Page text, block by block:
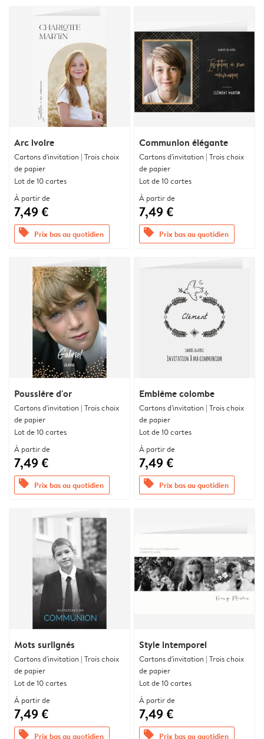
Arc ivoire
Cartons d'invitation | Trois choix
de papier
Lot de 10 cartes
À partir de
7,49 €
offers Prix bas au quotidien
Communion élégante
Cartons d'invitation | Trois choix
de papier
Lot de 10 cartes
À partir de
7,49 €
offers Prix bas au quotidien
Poussière d'or
Cartons d'invitation | Trois choix
de papier
Lot de 10 cartes
À partir de
7,49 €
offers Prix bas au quotidien
Emblème colombe
Cartons d'invitation | Trois choix
de papier
Lot de 10 cartes
À partir de
7,49 €
offers Prix bas au quotidien
Mots surlignés
Cartons d'invitation | Trois choix
de papier
Lot de 10 cartes
À partir de
7,49 €
offers Prix bas au quotidien
Style intemporel
Cartons d'invitation | Trois choix
de papier
Lot de 10 cartes
À partir de
7,49 €
offers Prix bas au quotidien